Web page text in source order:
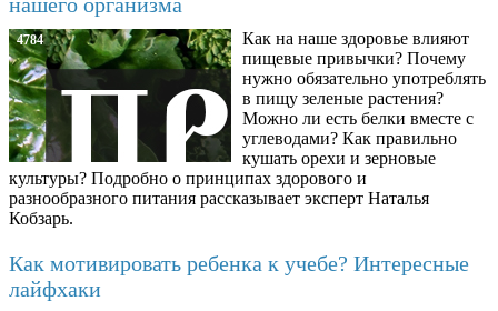
4784
Как на наше здоровье влияют
пищевые привычки? Почему
нужно обязательно употреблять
в пищу зеленые растения?
Можно ли есть белки вместе с
углеводами? Как правильно
кушать орехи и зерновые
культуры? Подробно о принципах здорового и
разнообразного питания рассказывает эксперт Наталья
Кобзарь.
Как мотивировать ребенка к учебе? Интересные
лайфхаки